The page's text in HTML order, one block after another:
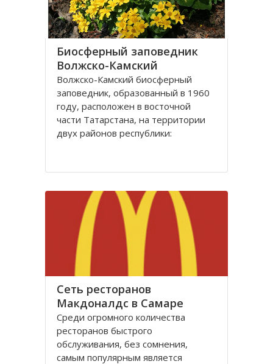
Биосферный заповедник
Волжско-Камский
Волжско-Камский биосферный
заповедник, образованный в 1960
году, расположен в восточной
части Татарстана, на территории
двух районов республики:
участок). Эти два обособленных
100 километров. Расстояние от
Сеть ресторанов
Макдоналдс в Самаре
Среди огромного количества
ресторанов быстрого
обслуживания, без сомнения,
самым популярным является